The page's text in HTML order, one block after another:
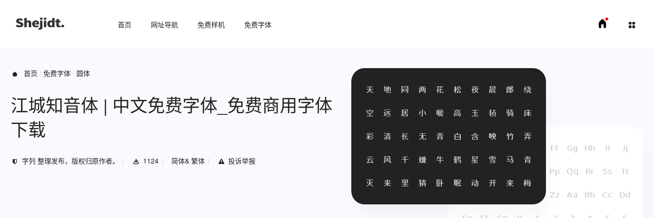
首页 网址导航 免费样机 免费字体
首页 免费字体 圆体
江城知音体 | 中文免费字体_免费商用字体
下载
字列 整理发布，版权归原作者。 1124 简体& 繁体 投诉举报
天 地 同 两 花 松 夜 晨 郎 绕
空 远 居 小 暖 高 玉 毡 骑 床
彩 清 长 无 青 白 含 映 竹 弄
云 风 千 嫌 牛 鹤 星 雪 马 青
灭 来 里 猜 卧 眠 动 开 来 梅
Ff Gg Hh Ii Jj
Pp Qq Rr Ss Tt
Zz Aa Bb Cc Dd